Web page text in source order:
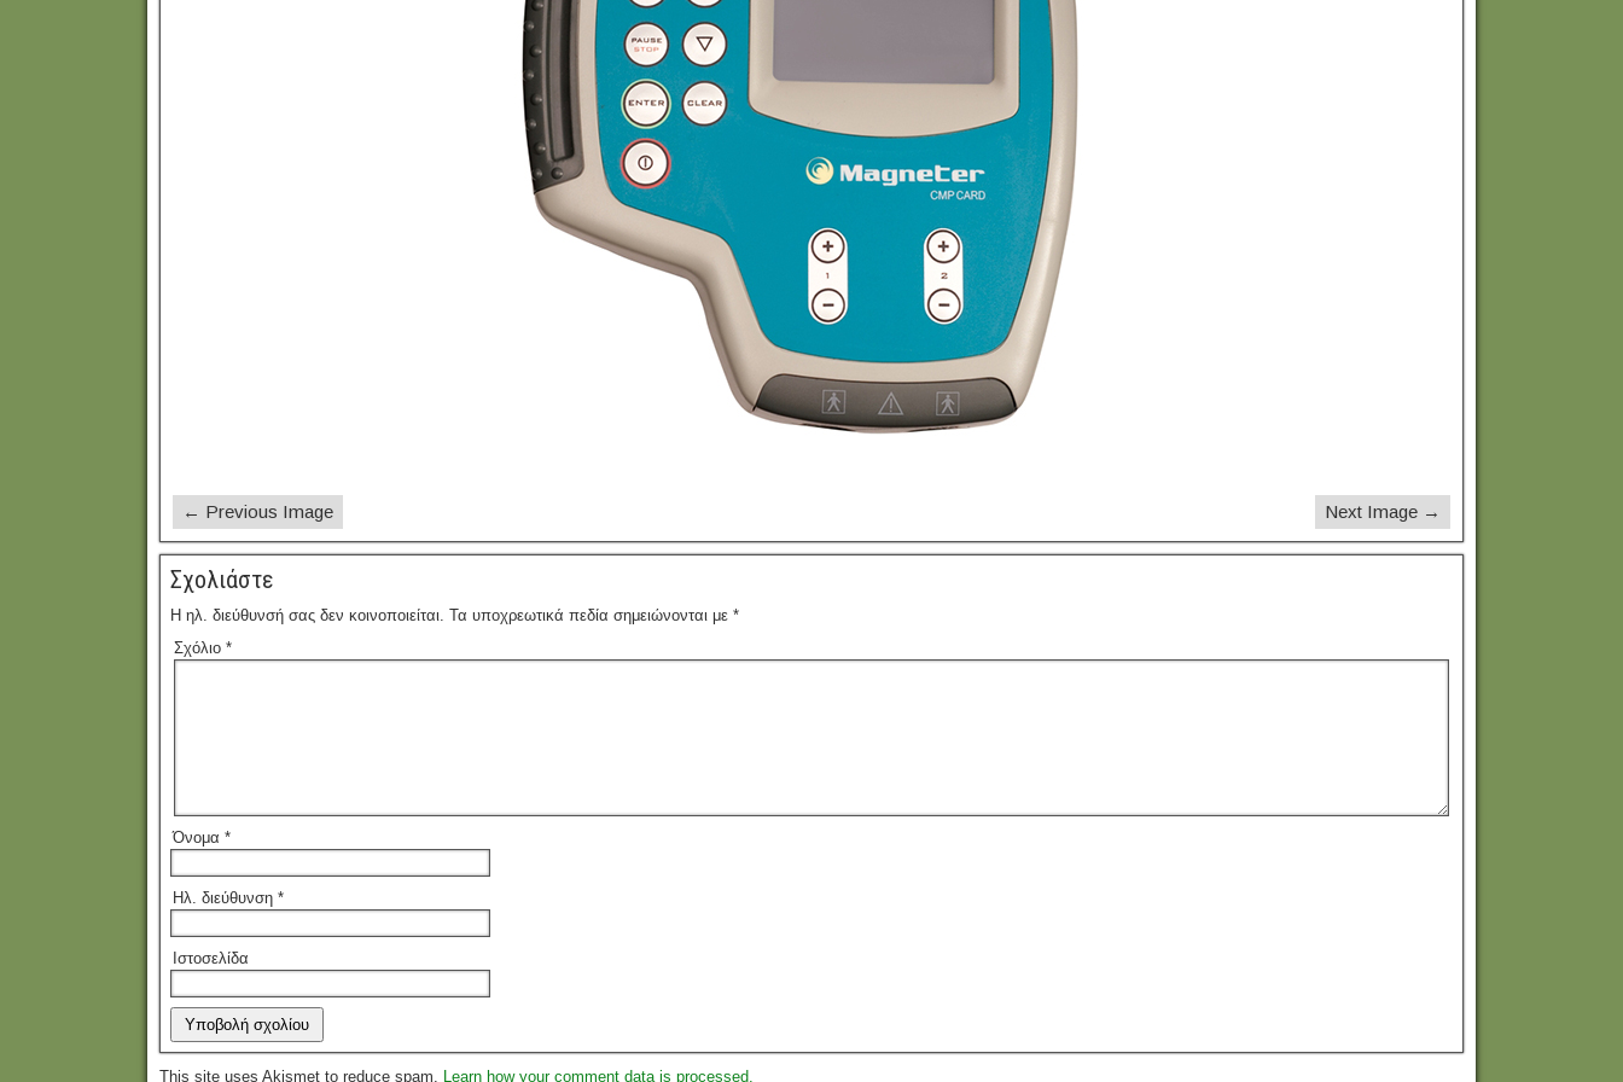
← Previous Image Next Image →
Σχολιάστε
Η ηλ. διεύθυνσή σας δεν κοινοποιείται. Τα υποχρεωτικά πεδία σημειώνονται με *
Σχόλιο *
Όνομα *
Ηλ. διεύθυνση *
Ιστοσελίδα
This site uses Akismet to reduce spam. Learn how your comment data is processed.